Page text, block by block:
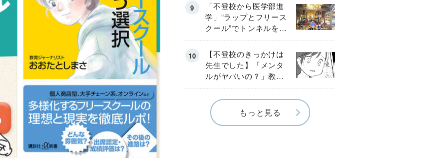
「不登校から医学部進
学」“ラップとフリース
クール”でトンネルを脱
して高校受験へ〔元野
球少年の実話〕
【不登校のきっかけは
先生でした】「メンタ
ルがヤバいの？」教室
で始まった悪ふざけ
《第３話》
もっと見る